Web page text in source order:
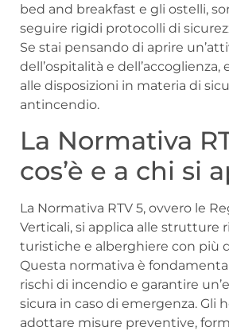
bed and breakfast e gli ostelli,
seguire rigidi protocolli di
Se stai pensando di aprire
dell’ospitalità e dell’accoglienza,
alle disposizioni in materia di
antincendio.
La Normativa
cos’è e a chi si
La Normativa RTV 5, ovvero le
Verticali, si applica alle strutture
turistiche e alberghiere con più
Questa normativa è
rischi di incendio e garantire
sicura in caso di emergenza. Gli
adottare misure preventive,